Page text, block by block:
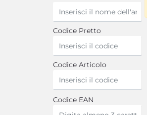
Codice Pretto
Codice Articolo
Codice EAN